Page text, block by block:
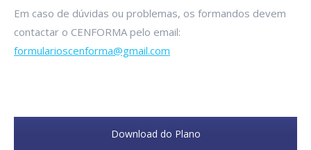
Em caso de dúvidas ou problemas, os formandos devem
contactar o CENFORMA pelo email:
formularioscenforma@gmail.com
Download do Plano